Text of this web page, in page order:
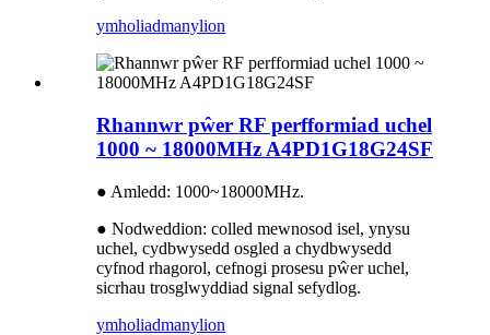
ymholiadmanylion
Rhannwr pŵer RF perfformiad uchel
1000 ~ 18000MHz A4PD1G18G24SF
● Amledd: 1000~18000MHz.
● Nodweddion: colled mewnosod isel, ynysu
uchel, cydbwysedd osgled a chydbwysedd
cyfnod rhagorol, cefnogi prosesu pŵer uchel,
sicrhau trosglwyddiad signal sefydlog.
ymholiadmanylion